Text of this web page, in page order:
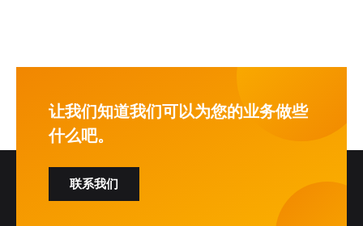
让我们知道我们可以为您的业务做些
什么吧。
联系我们